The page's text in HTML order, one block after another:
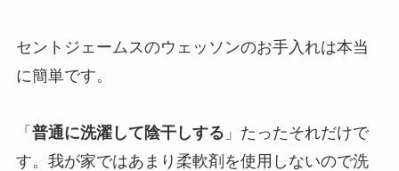
セントジェームスのウェッソンのお手入れは本当
に簡単です。
「 普通に洗濯して陰干しする 」たったそれだけで
す。我が家ではあまり柔軟剤を使用しないので洗